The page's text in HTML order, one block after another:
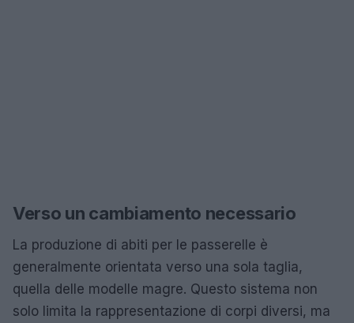
Verso un cambiamento necessario
La produzione di abiti per le passerelle è
generalmente orientata verso una sola taglia,
quella delle modelle magre. Questo sistema non
solo limita la rappresentazione di corpi diversi, ma